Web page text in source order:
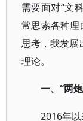
需要面对“文
常思索各种
思考，我发展
理论。
一、“两
2016年